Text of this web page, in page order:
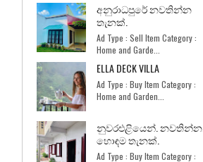
අනුරාධපුරේ නවතින්න
තැනක්.
Ad Type : Sell Item Category :
Home and Garde...
ELLA DECK VILLA
Ad Type : Buy Item Category :
Home and Garden...
නුවරඑළියෙන්. නවතින්න.
හොඳම තැනක්.
Ad Type : Buy Item Category :